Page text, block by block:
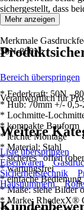
sichergestellt, dass
belastet werden.
Merkmale
50N-800N:
* Federkraft: 50N -
* Hub: 70mm +/- 0,5-
* Lochmitte-
* kompakte Bauform
* leichte Montage
* Material: Stahl
* sicheres “offen
* wartungsfrei
* einfache Bedienung
* Maße: siehe Bilder
* Marke: RhedexX®
Mehr anzeigen
Bereich überspringen
Verantwortlich für
Weitere
Liste überspringen
Eisenwaren
Sicherheitstechnik
Hausnummern